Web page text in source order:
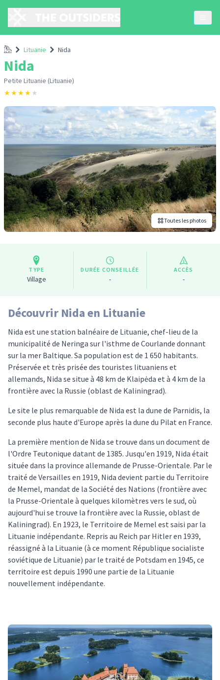
AccueilLituanie Nida
Nida
Petite Lituanie (Lituanie)
★★★★ ★
Toutes les photos
TYPE
Village
DURÉE CONSEILLÉE
-
ACCÈS
-
Découvrir Nida en Lituanie
Nida est une station balnéaire de Lituanie, chef-lieu de la
municipalité de Neringa sur l'isthme de Courlande donnant
sur la mer Baltique. Sa population est de 1 650 habitants.
Préservée et très prisée des touristes lituaniens et
allemands, Nida se situe à 48 km de Klaipėda et à 4 km de la
frontière avec la Russie (oblast de Kaliningrad).
Le site le plus remarquable de Nida est la dune de Parnidis, la
seconde plus haute d'Europe après la dune du Pilat en France.
La première mention de Nida se trouve dans un document de
l'Ordre Teutonique datant de 1385. Jusqu'en 1919, Nida était
située dans la province allemande de Prusse-Orientale. Par le
traité de Versailles en 1919, Nida devient partie du Territoire
de Memel, mandat de la Société des Nations (frontière avec
la Prusse-Orientale à quelques kilomètres vers le sud, où
aujourd'hui se trouve la frontière avec la Russie, oblast de
Kaliningrad). En 1923, le Territoire de Memel est saisi par la
Lituanie indépendante. Repris au Reich par Hitler en 1939,
réassigné à la Lituanie (à ce moment République socialiste
soviétique de Lituanie) par le traité de Potsdam en 1945, ce
territoire est depuis 1990 une partie de la Lituanie
nouvellement indépendante.